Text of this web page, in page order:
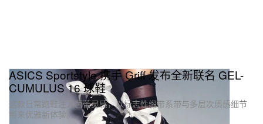
ASICS Sportstyle 携手 Griff 发布全新联名 GEL-
CUMULUS 16 球鞋
这款日常跑鞋注入芭蕾灵感，以标志性缎带系带与多层次质感细节
带来优雅新体验。